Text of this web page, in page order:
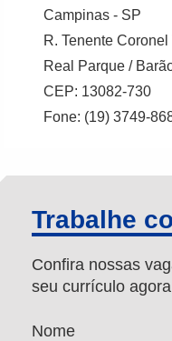
Campinas - SP
R. Tenente
Real Parque /
CEP: 13082-730
Fone: (19) 3749-
Trabalhe
Confira nossas
seu currículo
Nome